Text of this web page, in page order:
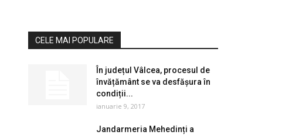
CELE MAI POPULARE
În județul Vâlcea, procesul de
învățământ se va desfășura în
condiții...
ianuarie 9, 2017
Jandarmeria Mehedinți a